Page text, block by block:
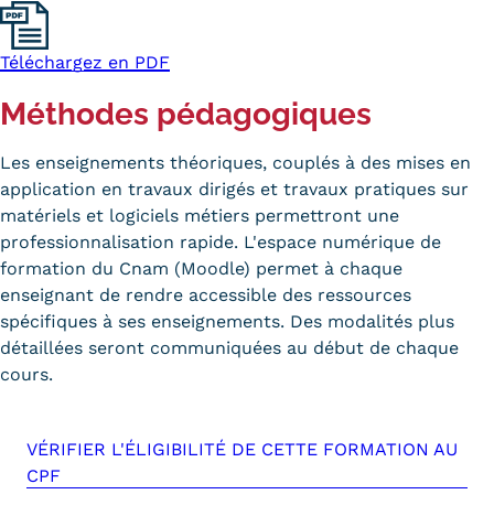
Formulaire de contact
Formations
OFFRE EN BFC
OFFRE NATIONALE
Catalogue national
Équivalences, passerelles et
Formation en présentiel
Téléchargez en PDF
Méthodes pédagogiques
Les enseignements théoriques, couplés à des mises en
application en travaux dirigés et travaux pratiques sur
matériels et logiciels métiers permettront une
professionnalisation rapide. L'espace numérique de
formation du Cnam (Moodle) permet à chaque
enseignant de rendre accessible des ressources
spécifiques à ses enseignements. Des modalités plus
détaillées seront communiquées au début de chaque
cours.
VÉRIFIER L'ÉLIGIBILITÉ DE CETTE FORMATION AU
CPF